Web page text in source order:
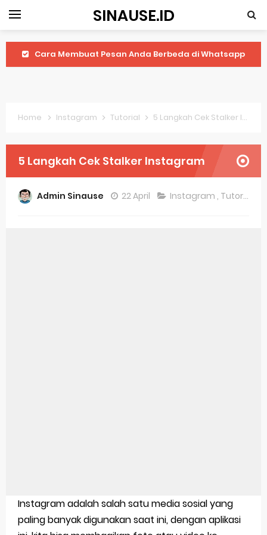
SINAUSE.ID
Cara Membuat Pesan Anda Berbeda di Whatsapp
Harga Laptop Acer Windows 10
Keytweak Windows 10
Cara Menginstal Windows 11
Cara Menghapus Panggilan Di Ig
Bitcoin Miner Android: Apa Itu Dan Bagaimana Cara Menggunakannya
Home Instagram Tutorial 5 Langkah Cek Stalker Instagram
5 Langkah Cek Stalker Instagram
Admin Sinause 22 April Instagram , Tutorial
Instagram adalah salah satu media sosial yang
paling banyak digunakan saat ini, dengan aplikasi